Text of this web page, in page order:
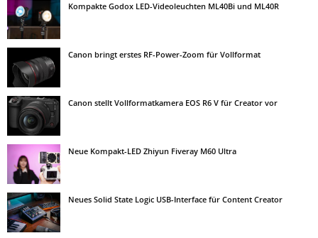
Kompakte Godox LED-Videoleuchten ML40Bi und ML40R
Canon bringt erstes RF-Power-Zoom für Vollformat
Canon stellt Vollformatkamera EOS R6 V für Creator vor
Neue Kompakt-LED Zhiyun Fiveray M60 Ultra
Neues Solid State Logic USB-Interface für Content Creator